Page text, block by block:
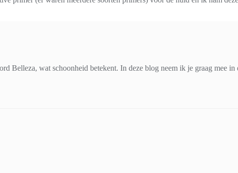
Belleza, wat schoonheid betekent. In deze blog neem ik je graag mee